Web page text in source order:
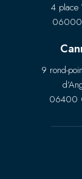
4 place
06000
9 rond-
06400